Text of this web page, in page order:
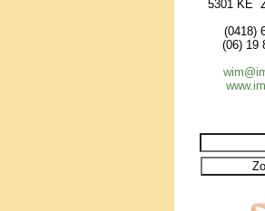
5301 KE
(0418)
(06) 19